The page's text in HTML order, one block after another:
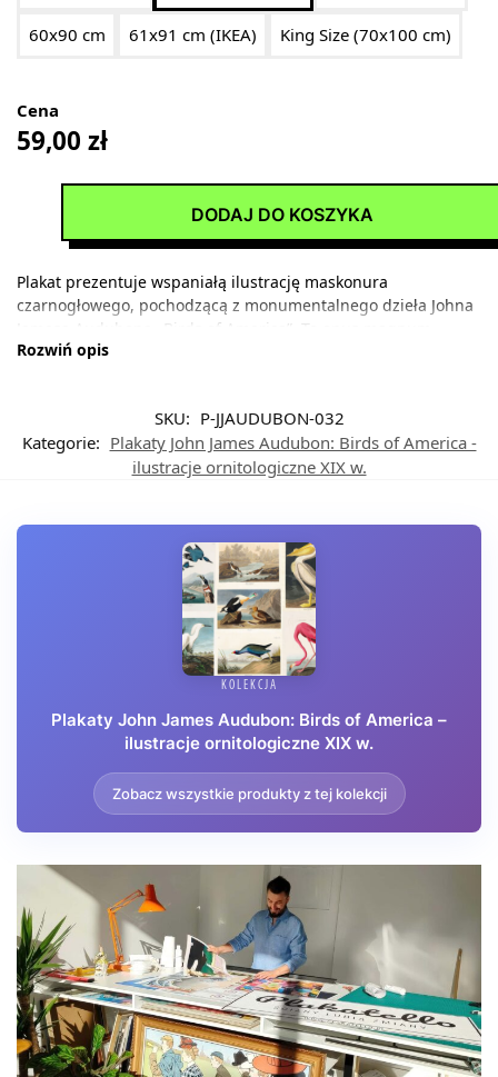
60x90 cm 61x91 cm (IKEA) King Size (70x100 cm)
Cena
59,00 zł
DODAJ DO KOSZYKA
Plakat prezentuje wspaniałą ilustrację maskonura
czarnogłowego, pochodzącą z monumentalnego dzieła Johna
Jamesa Audubona „Birds of America”. To opus magnum
amerykańskiego ornitologa i artysty powstało w latach 1827-
spędził lata na obserwowaniu ptaków w ich naturalnym
środowisku, stworzył 435 akwarel przedstawiających
północnoamerykańskie gatunki w skali 1:1 – niektóre plansze
Rozwiń opis
SKU: P-JJAUDUBON-032
Kategorie: Plakaty John James Audubon: Birds of America -
ilustracje ornitologiczne XIX w.
KOLEKCJA
Plakaty John James Audubon: Birds of America –
ilustracje ornitologiczne XIX w.
Zobacz wszystkie produkty z tej kolekcji